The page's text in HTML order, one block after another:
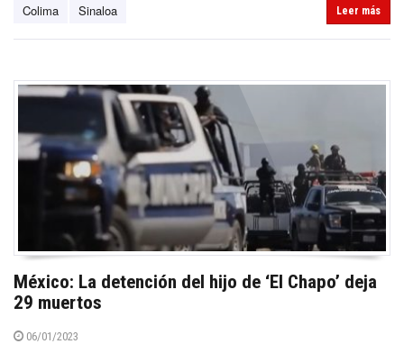
Colima Sinaloa Leer más
México: La detención del hijo de ‘El Chapo’ deja
29 muertos
06/01/2023